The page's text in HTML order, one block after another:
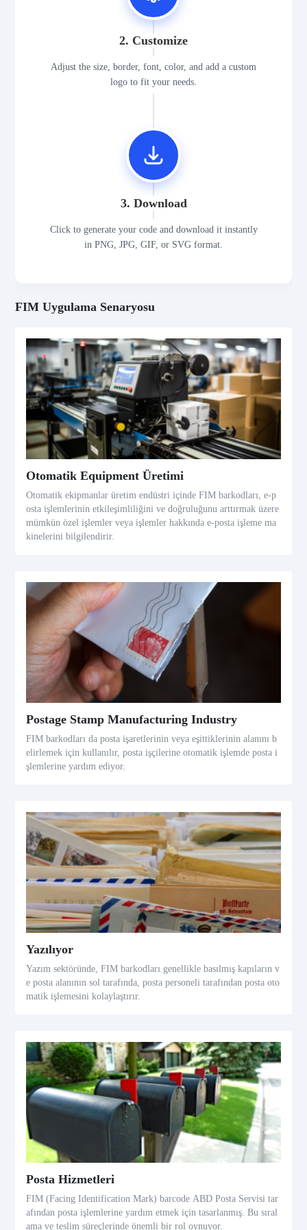
2. Customize
Adjust the size, border, font, color, and add a custom
logo to fit your needs.
3. Download
Click to generate your code and download it instantly
in PNG, JPG, GIF, or SVG format.
FIM Uygulama Senaryosu
Otomatik Equipment Üretimi
Otomatik ekipmanlar üretim endüstri içinde FIM barkodları, e-p
osta işlemlerinin etkileşimliliğini ve doğruluğunu arttırmak üzere
mümkün özel işlemler veya işlemler hakkında e-posta işleme ma
kinelerini bilgilendirir.
Postage Stamp Manufacturing Industry
FIM barkodları da posta işaretlerinin veya eşittiklerinin alanını b
elirlemek için kullanılır, posta işçilerine otomatik işlemde posta i
şlemlerine yardım ediyor.
Yazılıyor
Yazım sektöründe, FIM barkodları genellikle basılmış kapıların v
e posta alanının sol tarafında, posta personeli tarafından posta oto
matik işlemesini kolaylaştırır.
Posta Hizmetleri
FIM (Facing Identification Mark) barcode ABD Posta Servisi tar
afından posta işlemlerine yardım etmek için tasarlanmış. Bu sıral
ama ve teslim süreçlerinde önemli bir rol oynuyor.